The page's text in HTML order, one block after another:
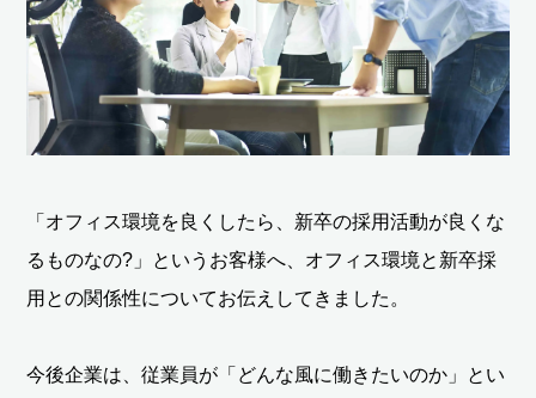
「オフィス環境を良くしたら、新卒の採用活動が良くな
るものなの?」というお客様へ、オフィス環境と新卒採
用との関係性についてお伝えしてきました。
今後企業は、従業員が「どんな風に働きたいのか」とい